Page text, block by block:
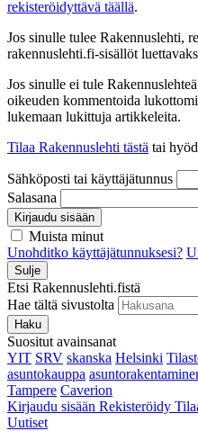
rekisteröidyttävä täällä.
Jos sinulle tulee Rakennuslehti,
rakennuslehti.fi-sisällöt
Jos sinulle ei tule
oikeuden kommentoida
lukemaan lukittuja artikkeleita.
Tilaa Rakennuslehti tästä tai
Sähköposti tai käyttäjätunnus
Salasana
Kirjaudu sisään
Muista minut
Unohditko käyttäjätunnuksesi?
Sulje
Etsi Rakennuslehti.fistä
Hae tältä sivustolta
Haku
Suositut avainsanat
YIT SRV skanska Helsinki
asuntokauppa
Tampere Caverion
Kirjaudu sisään Rekisteröidy
Uutiset